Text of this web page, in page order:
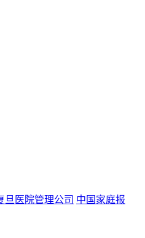
旦医院管理公司 中国家庭报